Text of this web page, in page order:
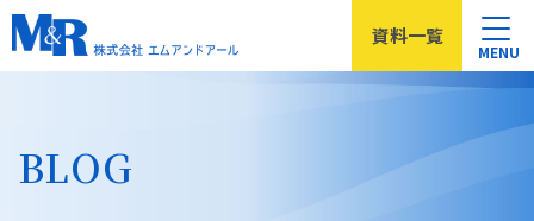
資料一覧
MENU
BLOG